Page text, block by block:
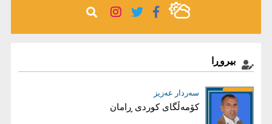
بیروڕا
سەردار عەزیز
کۆمەڵگای کوردی ڕامان
بڵند دلێر شاوەیس
قەیرانی دارایی عێراق، کەمی داهات